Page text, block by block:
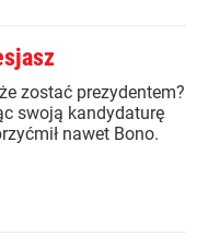
zostać prezydentem?
swoją kandydaturę
nawet Bono.